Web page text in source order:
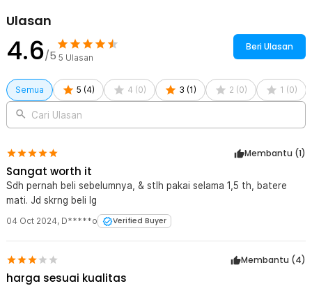
1 x One Two Cups Penggiling Kopi Elektrik Coffee Bean Grinder
120ml - HB-985
1 x Kabel USB Type C
1 x Panduan Penggunaan
Ulasan
4.6/5 5 Ulasan
Beri Ulasan
Semua 5 (4) 4 (0) 3 (1 ) 2 (0) 1 (0)
Cari Ulasan
Membantu (1)
Sangat worth it
Sdh pernah beli sebelumnya, & stlh pakai selama 1,5 th, batere
mati. Jd skrng beli lg
04 Oct 2024, D*****o Verified Buyer
Membantu (4)
harga sesuai kualitas